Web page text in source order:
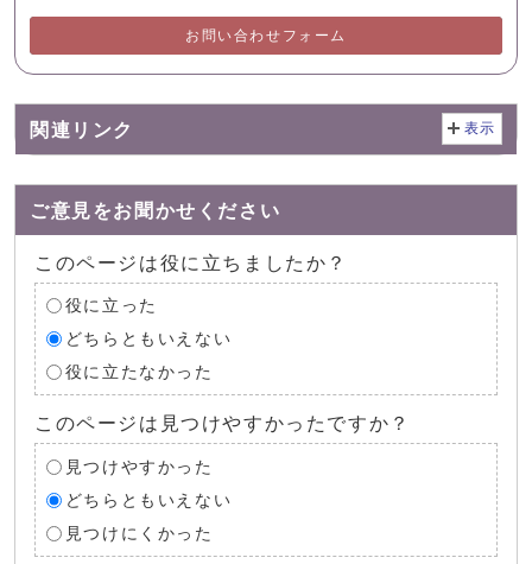
お問い合わせフォーム
関連リンク 表示
ご意見をお聞かせください
このページは役に立ちましたか？
役に立った
どちらともいえない
役に立たなかった
このページは見つけやすかったですか？
見つけやすかった
どちらともいえない
見つけにくかった